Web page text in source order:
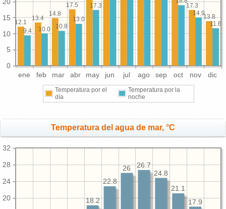
ene feb mar abr may jun jul ago sep oct nov dic
0
5
10
15 13.8
17.3
17.5
14.8
13.4
12.1 11.6
14.9
17.3
13.0
10.8
10.0
9.4
Temperatura por el
día
Temperatura por la
noche
Temperatura del agua de mar, °C
20
24
28
32
17.9
21.1
24.8
26.7
26
22.8
18.2